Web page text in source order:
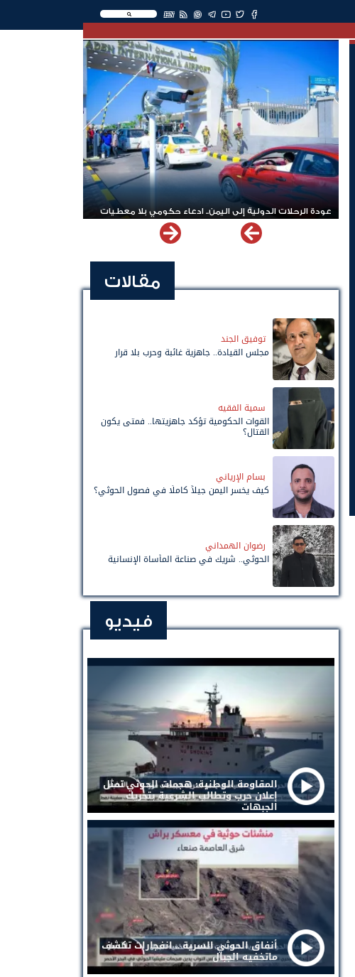
EN
عودة الرحلات الدولية إلى اليمن.. ادعاء حكومي بلا معطيات
مقالات
توفيق الجند
مجلس القيادة.. جاهزية غائبة وحرب بلا قرار
سمية الفقيه
القوات الحكومية تؤكد جاهزيتها.. فمتى يكون
القتال؟
بسام الإرياني
كيف يخسر اليمن جيلاً كاملًا في فصول الحوثي؟
رضوان الهمداني
الحوثي.. شريك في صناعة المأساة الإنسانية
فيديو
المقاومة الوطنية: هجمات الحوثي تمثل
إعلان حرب وتطالب الشرعية بتحريك
الجبهات
أنفاق الحوثي السرية .. انفجارات تكشف
ماتخفيه الجبال